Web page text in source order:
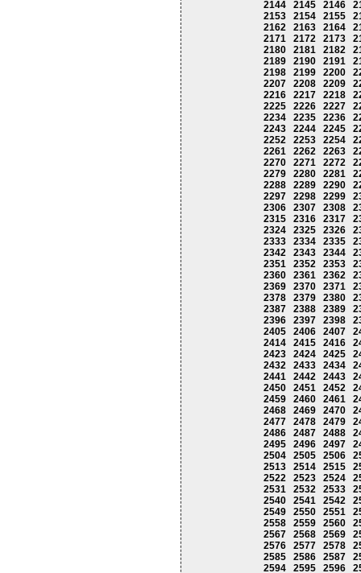
2144 2145 2146
2153
2154 2155
2162
2163 2164
2171
2172 2173
2180
2181 2182
2189
2190 2191
2198
2199 2200
2207
2208 2209
2216
2217 2218
2225
2226 2227
2234
2235 2236
2243
2244 2245
2252
2253 2254
2261
2262 2263
2270
2271 2272
2279
2280 2281
2288
2289 2290
2297
2298 2299
2306
2307 2308
2315
2316 2317
2324
2325 2326
2333
2334 2335
2342
2343 2344
2351
2352 2353
2360
2361 2362
2369
2370 2371
2378
2379 2380
2387
2388 2389
2396
2397 2398
2405
2406 2407
2414
2415 2416
2423
2424 2425
2432
2433 2434
2441
2442 2443
2450
2451 2452
2459
2460 2461
2468
2469 2470
2477
2478 2479
2486
2487 2488
2495
2496 2497
2504
2505 2506
2513
2514 2515
2522
2523 2524
2531
2532 2533
2540
2541 2542
2549
2550 2551
2558
2559 2560
2567
2568 2569
2576
2577 2578
2585
2586 2587
2594
2595 2596